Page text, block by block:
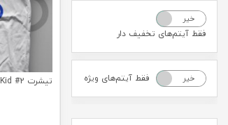
خیر
فقط آیتم‌های تخفیف دار
بله خیر فقط آیتم‌های ویژه تیشرت Wimpy Kid #2